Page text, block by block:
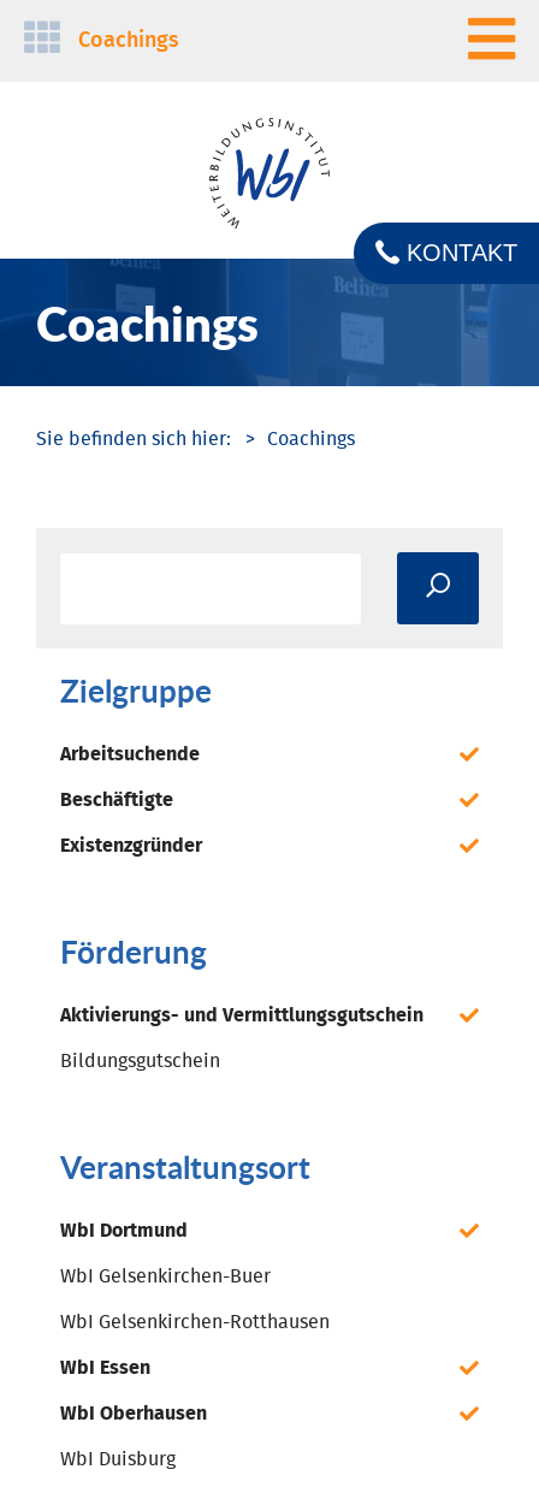
Navigation
Coachings
Coachings
KONTAKT
Coachings
Zielgruppe
Arbeitsuchende
Beschäftigte
Existenzgründer
Förderung
Aktivierungs- und Vermittlungsgutschein
Bildungsgutschein
Veranstaltungsort
WbI Dortmund
WbI Gelsenkirchen-Buer
WbI Gelsenkirchen-Rotthausen
WbI Essen
WbI Oberhausen
WbI Duisburg